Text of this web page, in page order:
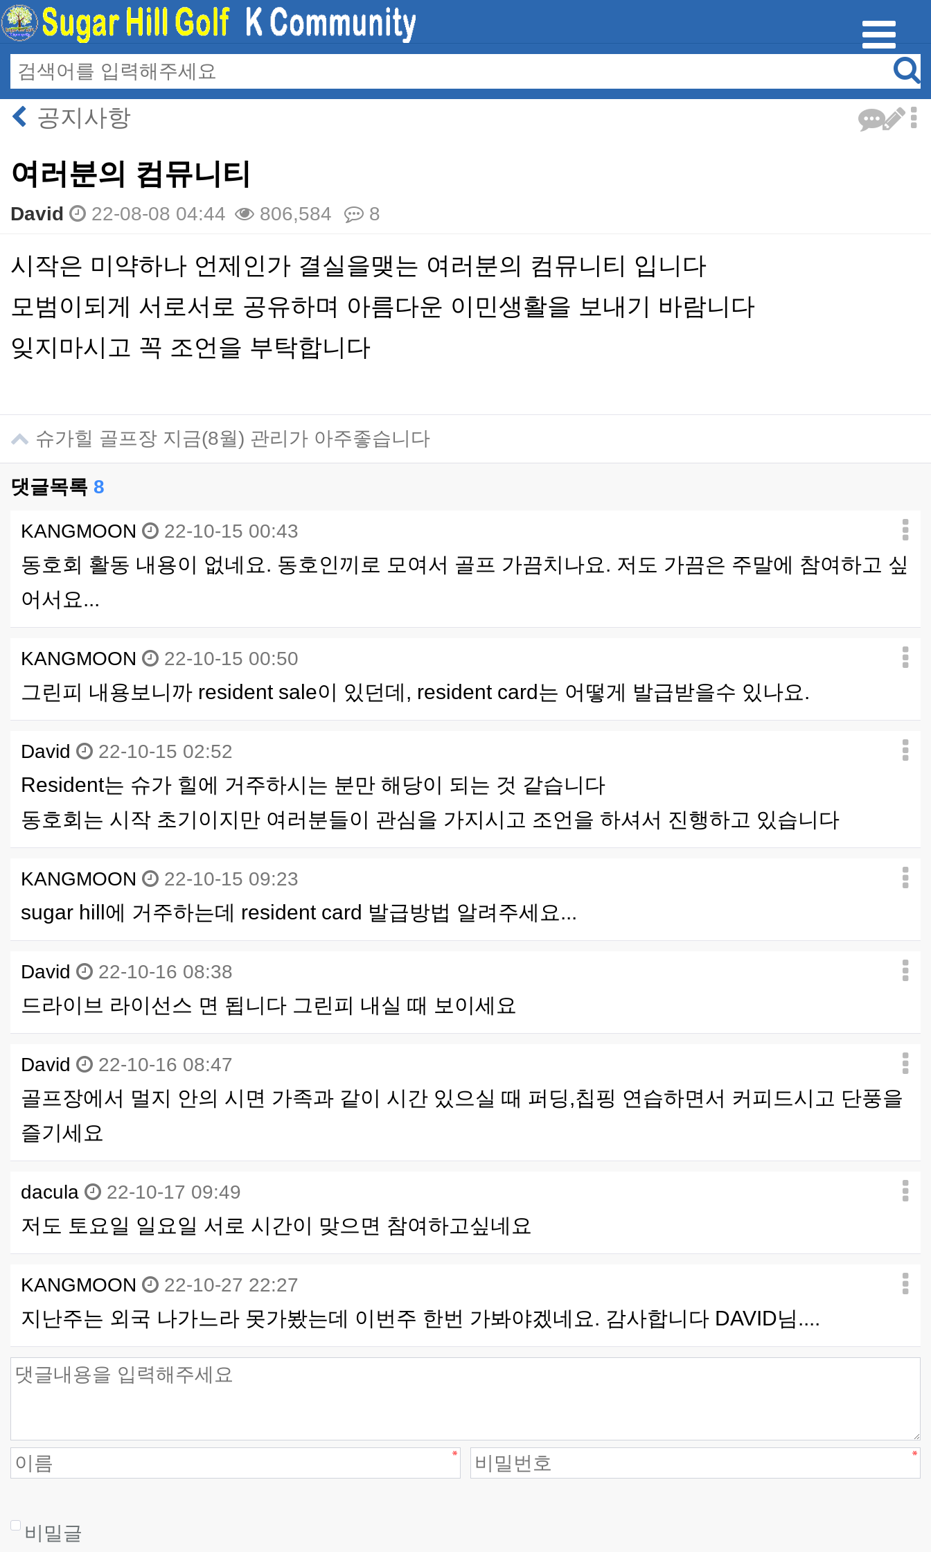
공지사항
여러분의 컴뮤니티
David 22-08-08 04:44 806,584 8
본문
시작은 미약하나 언제인가 결실을맺는 여러분의 컴뮤니티 입니다
모범이되게 서로서로 공유하며 아름다운 이민생활을 보내기 바람니다
잊지마시고 꼭 조언을 부탁합니다
슈가힐 골프장 지금(8월) 관리가 아주좋습니다
댓글목록 8
KANGMOON 22-10-15 00:43
동호회 활동 내용이 없네요. 동호인끼로 모여서 골프 가끔치나요. 저도 가끔은 주말에 참여하고 싶
어서요...
KANGMOON 22-10-15 00:50
그린피 내용보니까 resident sale이 있던데, resident card는 어떻게 발급받을수 있나요.
David 22-10-15 02:52
Resident는 슈가 힐에 거주하시는 분만 해당이 되는 것 같습니다
동호회는 시작 초기이지만 여러분들이 관심을 가지시고 조언을 하셔서 진행하고 있습니다
KANGMOON 22-10-15 09:23
sugar hill에 거주하는데 resident card 발급방법 알려주세요...
David 22-10-16 08:38
드라이브 라이선스 면 됩니다 그린피 내실 때 보이세요
David 22-10-16 08:47
골프장에서 멀지 안의 시면 가족과 같이 시간 있으실 때 퍼딩,칩핑 연습하면서 커피드시고 단풍을
즐기세요
dacula 22-10-17 09:49
저도 토요일 일요일 서로 시간이 맞으면 참여하고싶네요
KANGMOON 22-10-27 22:27
지난주는 외국 나가느라 못가봤는데 이번주 한번 가봐야겠네요. 감사합니다 DAVID님....
비밀글